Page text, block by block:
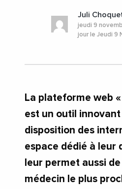
Juli
jeudi 9
jour le Jeudi 9
La plateforme web
est un outil
disposition des
espace dédié à leur
leur permet aussi
médecin le plus